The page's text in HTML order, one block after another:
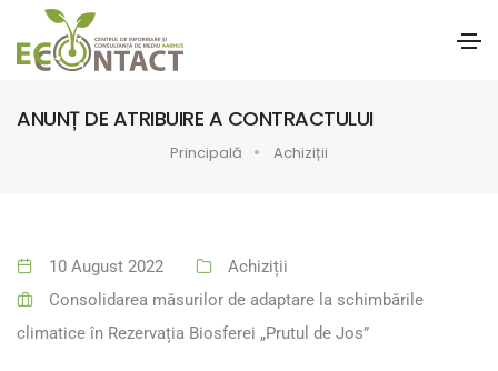
ANUNȚ DE ATRIBUIRE A CONTRACTULUI
Principală Achiziții
10 August 2022
Achiziții
Consolidarea măsurilor de adaptare la schimbările
climatice în Rezervația Biosferei „Prutul de Jos”